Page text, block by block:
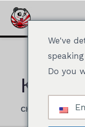
Перейти
КТМ
СКАЧАТЬ
We've
Do you